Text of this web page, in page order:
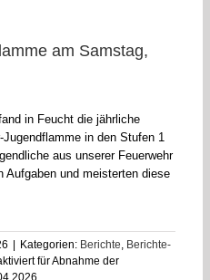
am Samstag,
in Feucht die jährliche
in den Stufen 1
aus unserer Feuerwehr
Aufgaben und meisterten diese
Kategorien: Berichte, Berichte-
für Abnahme der